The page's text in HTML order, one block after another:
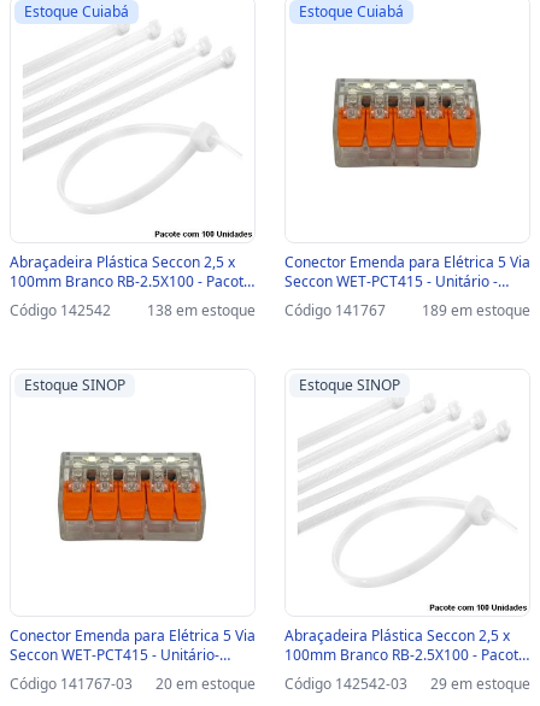
Estoque Cuiabá
Abraçadeira Plástica Seccon 2,5 x
100mm Branco RB-2.5X100 - Pacote
com 100 Unidades - RB-2.5X100
Código 142542 138 em estoque
Estoque Cuiabá
Conector Emenda para Elétrica 5 Via
Seccon WET-PCT415 - Unitário -
WET-PCT415
Código 141767 189 em estoque
Estoque SINOP
Conector Emenda para Elétrica 5 Via
Seccon WET-PCT415 - Unitário-
SINOP-03 - WET-PCT415
Código 141767-03 20 em estoque
Estoque SINOP
Abraçadeira Plástica Seccon 2,5 x
100mm Branco RB-2.5X100 - Pacote
com 100 Unidades-SINOP-03 - RB-
2.5X100
Código 142542-03 29 em estoque